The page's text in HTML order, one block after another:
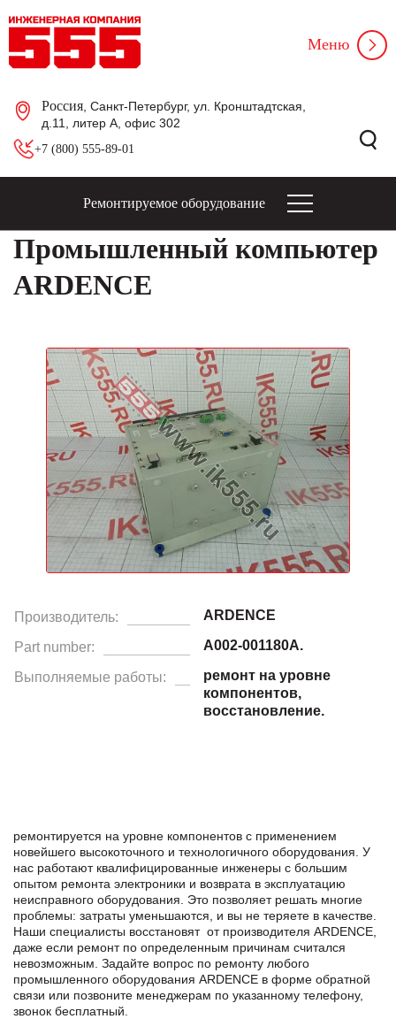
Россия , Санкт-Петербург, ул. Кронштадтская,
д.11, литер А, офис 302
+7 (800) 555-89-01
Меню
Ремонтируемое оборудование
Промышленный компьютер
ARDENCE
Производитель: ARDENCE
Part number: A002-001180A.
Выполняемые работы:
ремонт на уровне
компонентов,
восстановление.
ремонтируется на уровне компонентов с применением
новейшего высокоточного и технологичного оборудования. У
нас работают квалифицированные инженеры с большим
опытом ремонта электроники и возврата в эксплуатацию
неисправного оборудования. Это позволяет решать многие
проблемы: затраты уменьшаются, и вы не теряете в качестве.
Наши специалисты восстановят от производителя ARDENCE,
даже если ремонт по определенным причинам считался
невозможным. Задайте вопрос по ремонту любого
промышленного оборудования ARDENCE в формe обратной
связи или позвоните менеджерам по указанному телефону,
звонок бесплатный.